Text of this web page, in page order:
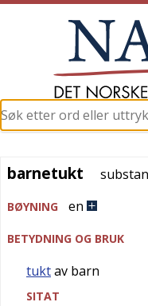
barnetukt
barnetukt
BØYNING en
BETYDNING OG BRUK
tuktav barn
SITAT